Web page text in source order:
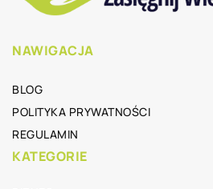
NAWIGACJA
BLOG
POLITYKA PRYWATNOŚCI
REGULAMIN
KATEGORIE